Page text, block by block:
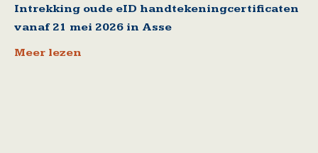
Intrekking oude eID handtekeningcertificaten
vanaf 21 mei 2026 in Asse
Meer lezen